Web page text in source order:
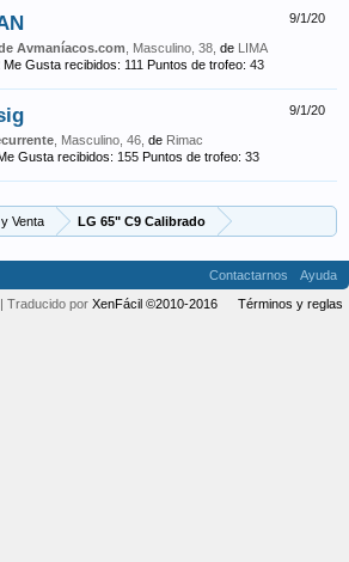
9/1/20
Avmaníacos.com , Masculino, 38, de LIMA
Me Gusta recibidos: 111 Puntos de trofeo: 43
9/1/20
, Masculino, 46, de Rimac
Gusta recibidos: 155 Puntos de trofeo: 33
Venta LG 65" C9 Calibrado
Contactarnos
Ayuda
Términos y reglas
| Traducido por XenFácil ©2010-2016